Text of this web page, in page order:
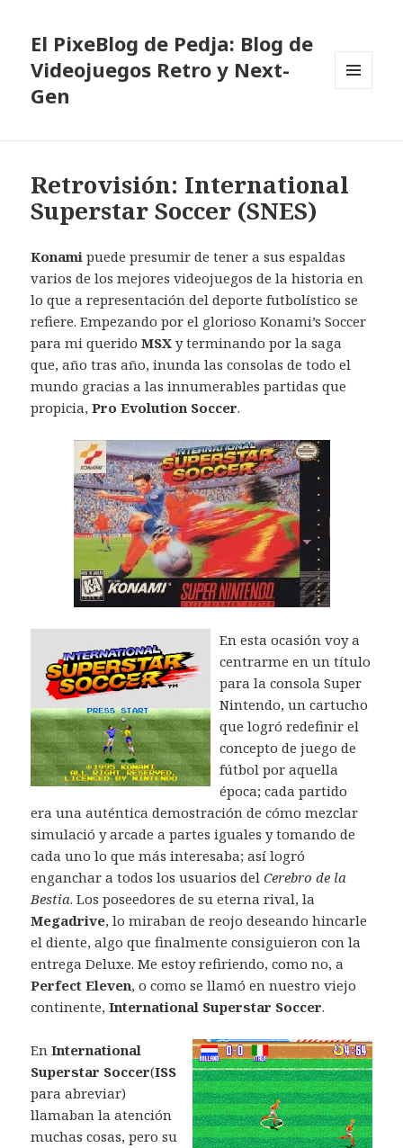
El PixeBlog de Pedja: Blog de
Videojuegos Retro y Next-
Gen
Retrovisión: International
Superstar Soccer (SNES)
Konami puede presumir de tener a sus espaldas
varios de los mejores videojuegos de la historia en
lo que a representación del deporte futbolístico se
refiere. Empezando por el glorioso Konami’s Soccer
para mi queridoMSX y terminando por la saga
que, año tras año, inunda las consolas de todo el
mundo gracias a las innumerables partidas que
propicia,Pro Evolution Soccer.
En esta ocasión voy a
centrarme en un título
para la consola Super
Nintendo, un cartucho
que logró redefinir el
concepto de juego de
fútbol por aquella
época; cada partido
era una auténtica demostración de cómo mezclar
simulació y arcade a partes iguales y tomando de
cada uno lo que más interesaba; así logró
enganchar a todos los usuarios delCerebro de la
Bestia. Los poseedores de su eterna rival, la
Megadrive, lo miraban de reojo deseando hincarle
el diente, algo que finalmente consiguieron con la
entrega Deluxe. Me estoy refiriendo, como no, a
Perfect Eleven, o como se llamó en nuestro viejo
continente,International Superstar Soccer.
EnInternational
Superstar Soccer(ISS
para abreviar)
llamaban la atención
muchas cosas, pero su